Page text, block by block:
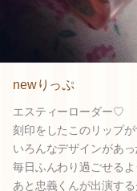
newりっぷ
エスティーローダー♡
刻印をしたこのリップが
いろんなデザインがあ
毎日ふんわり過ごせるよ
あと忠義くんが出演す